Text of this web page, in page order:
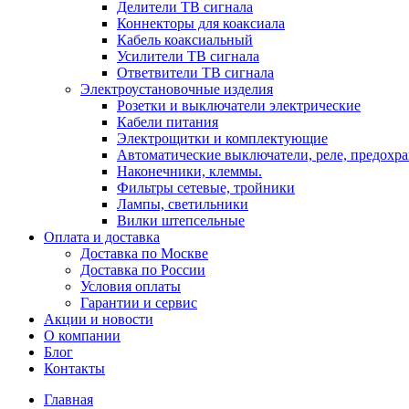
Делители ТВ сигнала
Коннекторы для коаксиала
Кабель коаксиальный
Усилители ТВ сигнала
Ответвители ТВ сигнала
Электроустановочные изделия
Розетки и выключатели электрические
Кабели питания
Электрощитки и комплектующие
Автоматические выключатели, реле,
Наконечники, клеммы.
Фильтры сетевые, тройники
Лампы, светильники
Вилки штепсельные
Оплата и доставка
Доставка по Москве
Доставка по России
Условия оплаты
Гарантии и сервис
Акции и новости
О компании
Блог
Контакты
Главная